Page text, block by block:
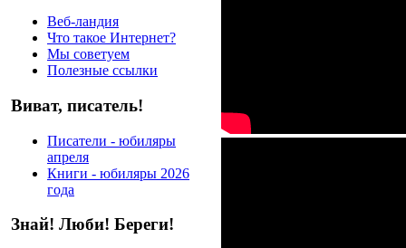
Веб-ландия
Что такое Интернет?
Мы советуем
Полезные ссылки
Виват, писатель!
Писатели - юбиляры
апреля
Книги - юбиляры 2026
года
Знай! Люби! Береги!